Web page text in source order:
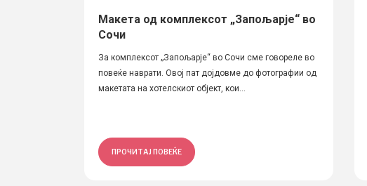
Макета од комплексот „Запољарје“ во
Сочи
За комплексот „Запољарје“ во Сочи сме говореле во
повеќе наврати. Овој пат дојдовме до фотографии од
макетата на хотелскиот објект, кои...
ПРОЧИТАЈ ПОВЕЌЕ